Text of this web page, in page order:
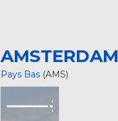
AMSTERDAM
Pays Bas (AMS)